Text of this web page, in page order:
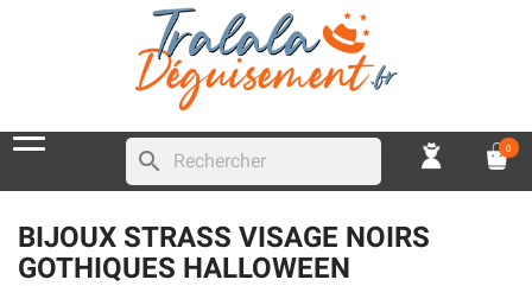
search 0
BIJOUX STRASS VISAGE NOIRS
GOTHIQUES HALLOWEEN